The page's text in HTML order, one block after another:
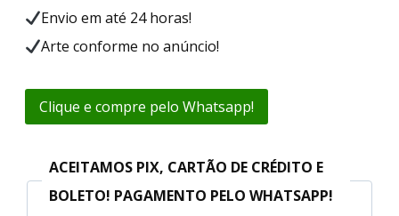
Envio em até 24 horas!
Arte conforme no anúncio!
Clique e compre pelo Whatsapp!
ACEITAMOS PIX, CARTÃO DE CRÉDITO E
BOLETO! PAGAMENTO PELO WHATSAPP!